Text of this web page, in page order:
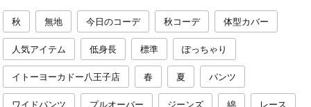
秋 無地 今日のコーデ 秋コーデ 体型カバー
人気アイテム 低身長 標準 ぽっちゃり
イトーヨーカドー八王子店 春 夏 パンツ
ワイドパンツ プルオーバー ジーンズ 綿 レース